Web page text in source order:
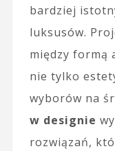
bardziej
luksusów.
między formą
nie tylko
wyborów na
w designie
rozwiązań,